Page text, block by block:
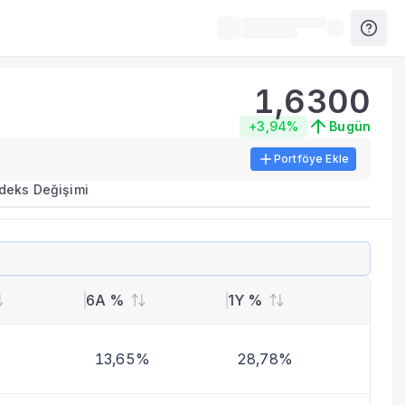
metrikleri listelenir.
benzer fonları inceleyebilirsiniz.
1,6300
+3,94% Bugün
Portföye Ekle
Değişimi
6A % 1Y %
13,65% 28,78%